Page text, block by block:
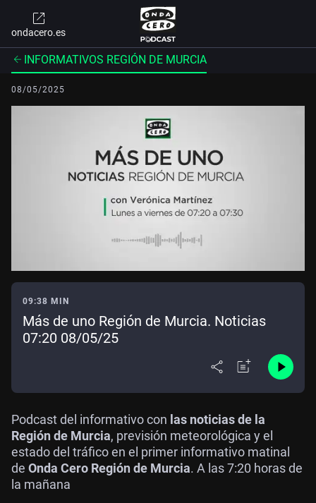
ondacero.es
INFORMATIVOS REGIÓN DE MURCIA
08/05/2025
09:38 MIN
Más de uno Región de Murcia. Noticias
07:20 08/05/25
Podcast del informativo con las noticias de la
Región de Murcia, previsión meteorológica y el
estado del tráfico en el primer informativo matinal
de Onda Cero Región de Murcia. A las 7:20 horas de
la mañana